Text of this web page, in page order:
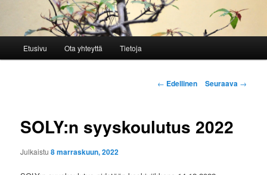
Etusivu Ota yhteyttä Tietoja
Artikkelien
← Edellinen Seuraava →
SOLY:n syyskoulutus 2022
Julkaistu8 marraskuun, 2022